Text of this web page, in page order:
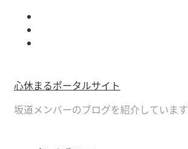
心休まるポータルサイト
坂道メンバーのブログを紹介しています